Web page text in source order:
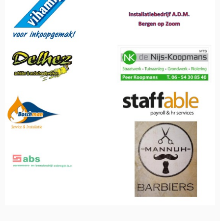
payroll&HR
Services
-Vihamij
-Mannuh Barbiers
-Schildersbedrijf
Ad De Jonge
-NK De Nijs-
Koopmans
straatwerk
-Boschman
installatie
Logus
Bouwcenter